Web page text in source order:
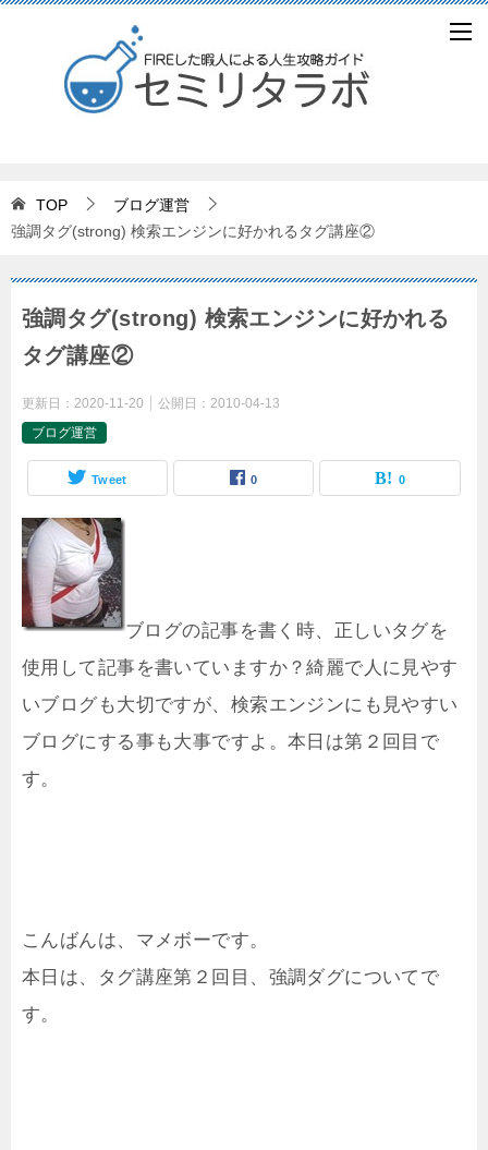
TOP
ブログ運営
強調タグ(strong) 検索エンジンに好かれるタグ講座②
強調タグ(strong) 検索エンジンに好かれる
タグ講座②
更新日： 2020-11-20 公開日： 2010-04-13
ブログ運営
Tweet 0 0
ブログの記事を書く時、正しいタグを
使用して記事を書いていますか？綺麗で人に見やす
いブログも大切ですが、検索エンジンにも見やすい
ブログにする事も大事ですよ。本日は第２回目で
す。
こんばんは、マメボーです。
本日は、タグ講座第２回目、強調ダグについてで
す。